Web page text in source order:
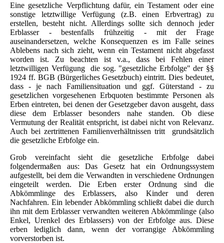
Eine gesetzliche Verpflichtung dafür, ein Testament oder eine
sonstige letztwillige Verfügung (z.B. einen Erbvertrag) zu
erstellen, besteht nicht. Allerdings sollte sich dennoch jeder
Erblasser - bestenfalls frühzeitig - mit der Frage
auseinandersetzen, welche Konsequenzen es im Falle seines
Ablebens nach sich zieht, wenn ein Testament nicht abgefasst
worden ist. Zu beachten ist v.a., dass bei Fehlen einer
letztwilligen Verfügung die sog. "gesetzliche Erbfolge" der §§
1924 ff. BGB (Bürgerliches Gesetzbuch) eintritt. Dies bedeutet,
dass - je nach Familiensituation und ggf. Güterstand - zu
gesetzlichen vorgesehenen Erbquoten bestimmte Personen als
Erben eintreten, bei denen der Gesetzgeber davon ausgeht, dass
diese dem Erblasser besonders nahe standen. Ob diese
Vermutung der Realität entspricht, ist dabei nicht von Relevanz.
Auch bei zertrittenen Familienverhältnissen tritt grundsätzlich
die gesetzliche Erbfolge ein.
Grob vereinfacht sieht die gesetzliche Erbfolge dabei
folgendermaßen aus: Das Gesetz hat ein Ordnungssystem
aufgestellt, bei dem die Verwandten in verschiedene Ordnungen
eingeteilt werden. Die Erben erster Ordnung sind die
Abkömmlinge des Erblassers, also Kinder und deren
Nachfahren. Ein lebender Abkömmling schließt dabei die durch
ihn mit dem Erblasser verwandten weiteren Abkömmlinge (also
Enkel, Urenkel des Erblassers) von der Erbfolge aus. Diese
erben lediglich dann, wenn der vorrangige Abkömmling
vorverstorben ist.